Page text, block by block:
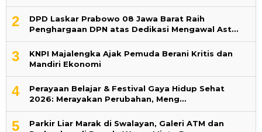
2
DPD Laskar Prabowo 08 Jawa Barat Raih
Penghargaan DPN atas Dedikasi Mengawal Ast…
3
KNPI Majalengka Ajak Pemuda Berani Kritis dan
Mandiri Ekonomi
4
Perayaan Belajar & Festival Gaya Hidup Sehat
2026: Merayakan Perubahan, Meng…
5
Parkir Liar Marak di Swalayan, Galeri ATM dan